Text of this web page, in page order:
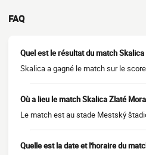
FAQ
Quel est le résultat du match
Skalica a gagné le match sur le
Où a lieu le match Skalica Zlaté
Le match est au stade Mestský
Quelle est la date et l'horaire du